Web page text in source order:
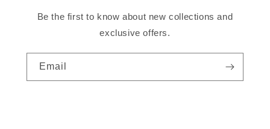
Be the first to know about new collections and
exclusive offers.
Email